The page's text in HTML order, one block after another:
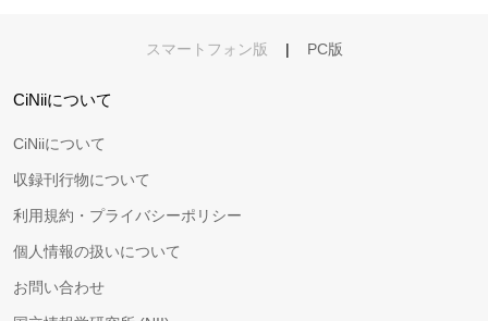
スマートフォン版 | PC版
CiNiiについて
CiNiiについて
収録刊行物について
利用規約・プライバシーポリシー
個人情報の扱いについて
お問い合わせ